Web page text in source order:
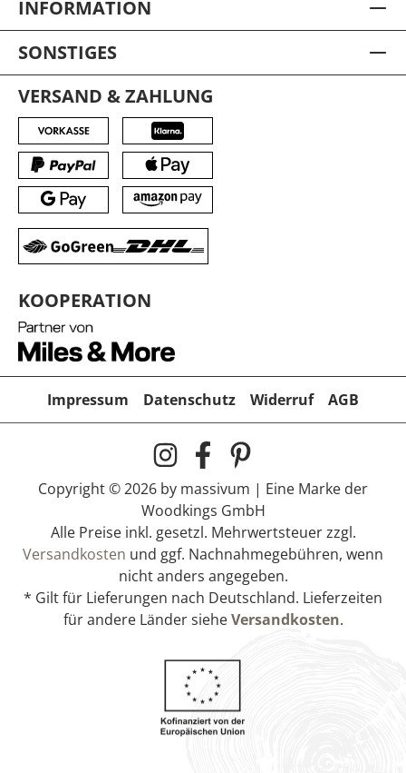
INFORMATION
SONSTIGES
VERSAND & ZAHLUNG
KOOPERATION
Impressum Datenschutz Widerruf AGB
Copyright © 2026 by massivum | Eine Marke der
Woodkings GmbH
Alle Preise inkl. gesetzl. Mehrwertsteuer zzgl.
Versandkosten und ggf. Nachnahmegebühren, wenn
nicht anders angegeben.
* Gilt für Lieferungen nach Deutschland. Lieferzeiten
für andere Länder sieheVersandkosten.